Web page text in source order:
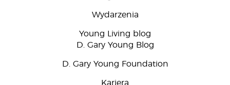
Wydarzenia
Young Living blog
D. Gary Young Blog
D. Gary Young Foundation
Kariera